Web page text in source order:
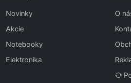
Novinky
Akcie
Notebooky
Elektronika
O